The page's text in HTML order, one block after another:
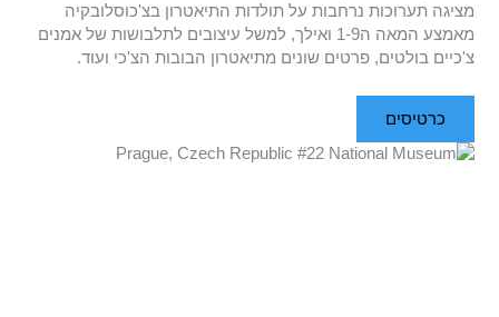
מציגה תערוכות נרחבות על תולדות התיאטרון בצ'כוסלובקיה
מאמצע המאה ה1-9 ואילך, למשל עיצובים לתלבושות של אמנים
צ'כיים בולטים, פרטים שונים מתיאטרון הבובות הצ'כי ועוד.
כרטיסים